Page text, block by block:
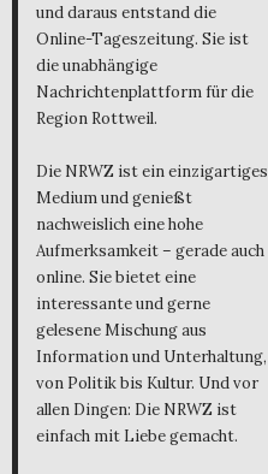
und daraus entstand die
Online-Tageszeitung. Sie ist
die unabhängige
Nachrichtenplattform für die
Region Rottweil.
Die NRWZ ist ein einzigartiges
Medium und genießt
nachweislich eine hohe
Aufmerksamkeit – gerade auch
online. Sie bietet eine
interessante und gerne
gelesene Mischung aus
Information und Unterhaltung,
von Politik bis Kultur. Und vor
allen Dingen: Die NRWZ ist
einfach mit Liebe gemacht.